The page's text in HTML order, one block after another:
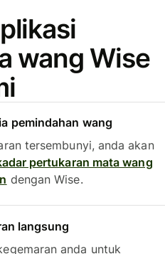
wang Wise
pemindahan wang
tersembunyi, anda akan
pertukaran mata wang
dengan Wise.
langsung
anda untuk